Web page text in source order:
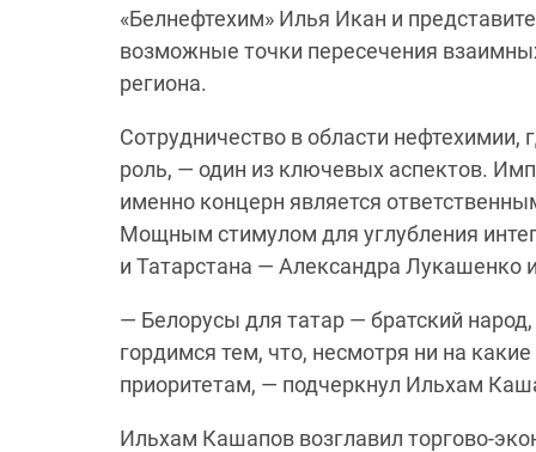
«Белнефтехим» Илья Икан и
возможные точки пересечения
региона.
Сотрудничество в области
роль, — один из ключевых аспектов.
именно концерн является
Мощным стимулом для углубления
и Татарстана — Александра Лукашенко
— Белорусы для татар — братский
гордимся тем, что, несмотря ни на
приоритетам, — подчеркнул Ильхам
Ильхам Кашапов возглавил торгово-